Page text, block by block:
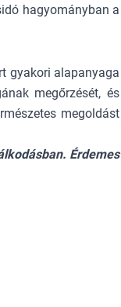
hagyományban a
gyakori alapanyaga
megőrzését, és
megoldást
Érdemes